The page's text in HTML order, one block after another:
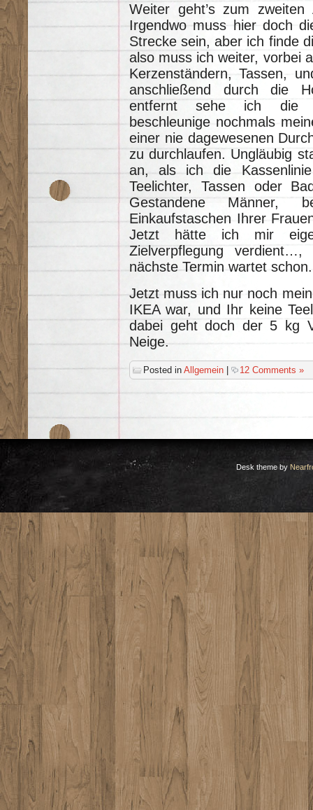
Weiter geht’s zum
Irgendwo muss hier doch
Strecke sein, aber ich finde
also muss ich weiter, vorbei
Kerzenständern, Tassen,
anschließend durch die
entfernt sehe ich die
beschleunige nochmals
einer nie dagewesenen
zu durchlaufen. Ungläubig
an, als ich die
Teelichter, Tassen oder
Gestandene Männer,
Einkaufstaschen Ihrer
Jetzt hätte ich mir
Zielverpflegung
nächste Termin wartet schon.
Jetzt muss ich nur noch
IKEA war, und Ihr keine
dabei geht doch der 5 kg
Neige.
Posted in Allgemein 12 Comments »
Desk theme by